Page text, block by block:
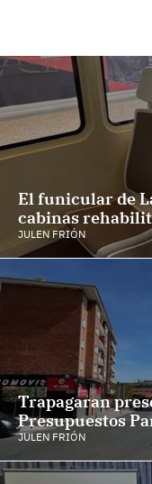
El funicular de
cabinas
JULEN FRIÓN
Trapagaran
Presupuestos
JULEN FRIÓN